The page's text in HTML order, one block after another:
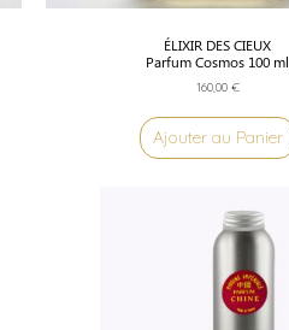
ÉLIXIR DES CIEUX
Parfum Cosmos 100 ml
160,00 €
Ajouter au Panier